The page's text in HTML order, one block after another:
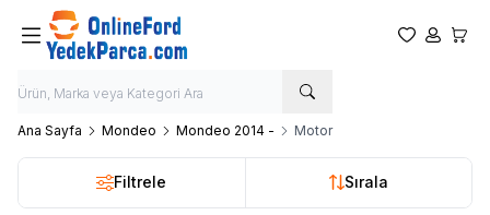
Favorilerim
Hesabım
Ana Sayfa Mondeo Mondeo 2014 - Motor
Filtrele Sırala